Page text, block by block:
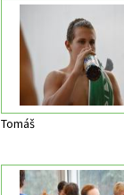
Tomáš